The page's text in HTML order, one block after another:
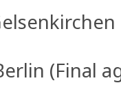
(Final